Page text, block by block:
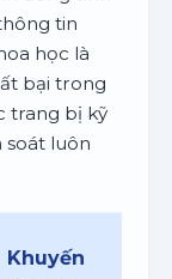
tin
học là
bại trong
trang bị kỹ
soát luôn
Khuyến